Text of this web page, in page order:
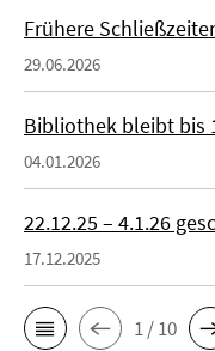
Frühere
29.06.2026
Bibliothek bleibt bis
04.01.2026
22.12.25 – 4.1.26
17.12.2025
1 / 10